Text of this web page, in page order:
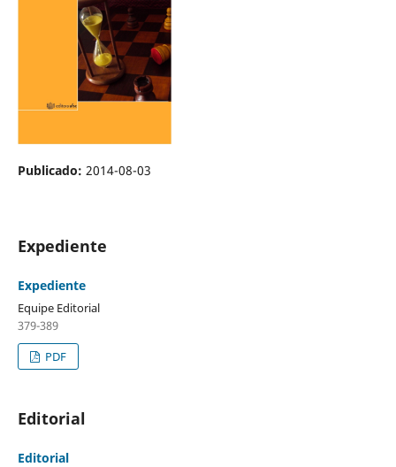
Publicado: 2014-08-03
Expediente
Expediente
Equipe Editorial
379-389
PDF
Editorial
Editorial